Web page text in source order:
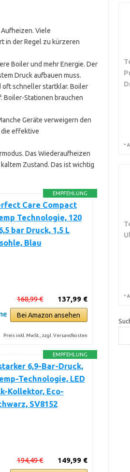
Viele
in der Regel zu kürzeren
Boiler und mehr Energie. Der
Druck aufbauen muss.
schneller startklar. Boiler
Boiler-Stationen brauchen
Geräte verweigern den
die effektive
Das Wiederaufheizen
Zustand. Das ist wichtig
EMPFEHLUNG
Care Compact
Technologie, 120
bar Druck, 1,5 L
Blau
137,99 €
168,99 €
Bei Amazon ansehen
Preis inkl. MwSt., zzgl. Versandkosten
EMPFEHLUNG
6,9-Bar-Druck,
Technologie, LED
Kollektor, Eco-
SV8152
149,99 €
194,49 €
*
*